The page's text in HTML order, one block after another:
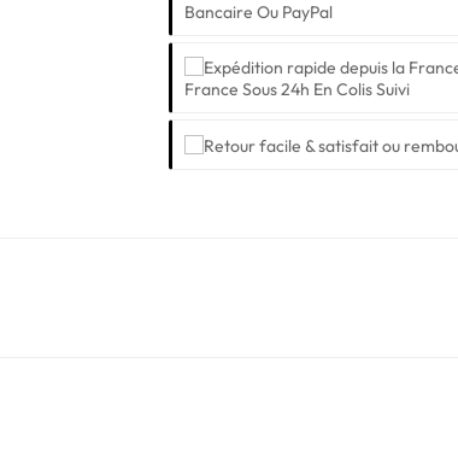
Bancaire Ou PayPal
France Sous 24h En Colis Suivi